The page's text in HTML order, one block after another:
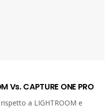
Vs. CAPTURE ONE PRO
a LIGHTROOM e